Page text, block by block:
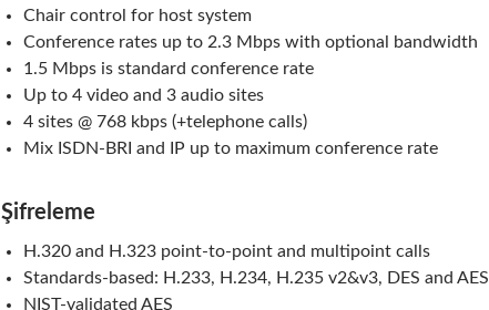
Chair control for host system
Conference rates up to 2.3 Mbps with optional bandwidth
1.5 Mbps is standard conference rate
Up to 4 video and 3 audio sites
4 sites @ 768 kbps (+telephone calls)
Mix ISDN-BRI and IP up to maximum conference rate
Şifreleme
H.320 and H.323 point-to-point and multipoint calls
Standards-based: H.233, H.234, H.235 v2&v3, DES and AES
NIST-validated AES